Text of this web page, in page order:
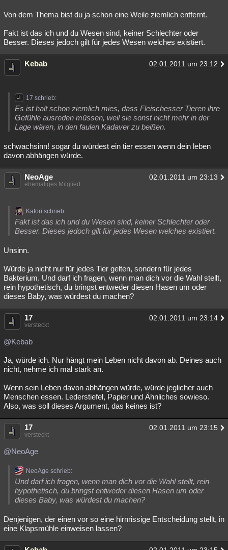
Von dem Thema bist du ja schon eine Weile ziemlich entfernt.
Fakt ist das ich und du Wesen sind, keiner Schlechter oder
Besser. Dieses jedoch gilt für jedes Wesen welches existiert.
Kebab 02.01.2011 um 23:12
17 schrieb:
Es ist halt schon ziemlich mies, dass Fleischesser Tieren ihre
Gefühle ausreden müssen, weil sie sonst nicht mehr in der
Lage wären, in den faulen Kadaver zu beißen.
schwachsinn! sogar du würdest ein tier essen wenn dein leben
davon abhängen würde.
NeoAge 02.01.2011 um 23:13
ehemaliges Mitglied
Katori schrieb:
Fakt ist das ich und du Wesen sind, keiner Schlechter oder
Besser. Dieses jedoch gilt für jedes Wesen welches existiert.
Unsinn.
Würde ja nicht nur für jedes Tier gelten, sondern für jedes
Bakterium. Und darf ich fragen, wenn man dich vor die Wahl stellt,
rein hypothetisch, du bringst entweder diesen Hasen um oder
dieses Baby, was würdest du machen?
17 02.01.2011 um 23:14
versteckt
@Kebab
Ja, würde ich. Nur hängt mein Leben nicht davon ab. Deines auch
nicht, nehme ich mal stark an.
Wenn sein Leben davon abhängen würde, würde jeglicher auch
Menschen essen. Lederstiefel, Papier und Ähnliches sowieso.
Also, was soll dieses Argument, das keines ist?
17 02.01.2011 um 23:15
versteckt
@NeoAge
NeoAge schrieb:
Und darf ich fragen, wenn man dich vor die Wahl stellt, rein
hypothetisch, du bringst entweder diesen Hasen um oder
dieses Baby, was würdest du machen?
Denjenigen, der einen vor so eine hirnrissige Entscheidung stellt, in
eine Klapsmühle einweisen lassen?